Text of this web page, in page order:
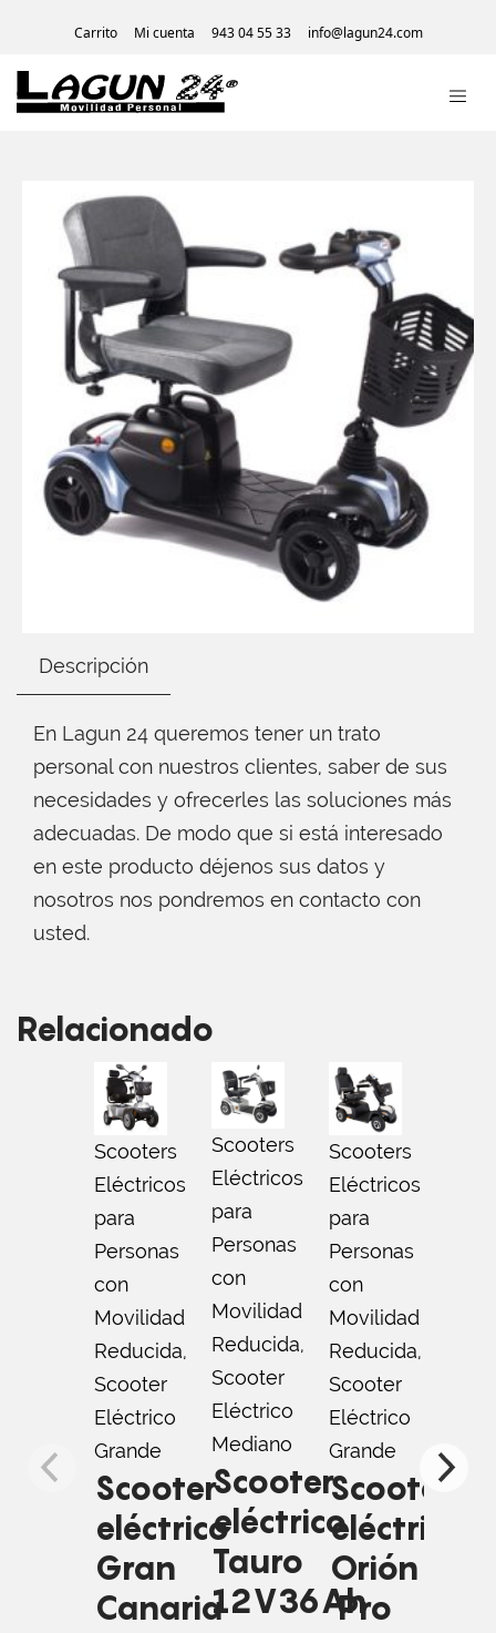
Carrito Mi cuenta 943 04 55 33 info@lagun24.com
Descripción
En Lagun 24 queremos tener un trato
personal con nuestros clientes, saber de sus
necesidades y ofrecerles las soluciones más
adecuadas. De modo que si está interesado
en este producto déjenos sus datos y
nosotros nos pondremos en contacto con
usted.
Relacionado
Scooters
Eléctricos
para
Personas
con
Movilidad
Reducida,
Scooter
Eléctrico
Grande
Scooter
eléctrico
Gran
Canaria
Scooters
Eléctricos
para
Personas
con
Movilidad
Reducida,
Scooter
Eléctrico
Mediano
Scooter
eléctrico
Tauro
12V36Ah
Scooters
Eléctricos
para
Personas
con
Movilidad
Reducida,
Scooter
Eléctrico
Grande
Scooter
eléctrico
Orión
Pro